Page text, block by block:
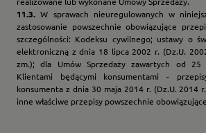
11.3. W sprawach nieuregulowanych w
zastosowanie powszechnie obowiązujące
szczególności: Kodeksu cywilnego; ustawy o
elektroniczną z dnia 18 lipca 2002 r. (Dz.U.
zm.); dla Umów Sprzedaży zawartych od
Klientami będącymi konsumentami -
konsumenta z dnia 30 maja 2014 r. (Dz.U. 2014
inne właściwe przepisy powszechnie